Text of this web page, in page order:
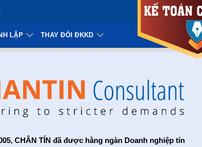
LẬP THAY ĐỔI ĐKKD
CHÂN TÍN đã được hằng ngàn Doanh nghiệp tín